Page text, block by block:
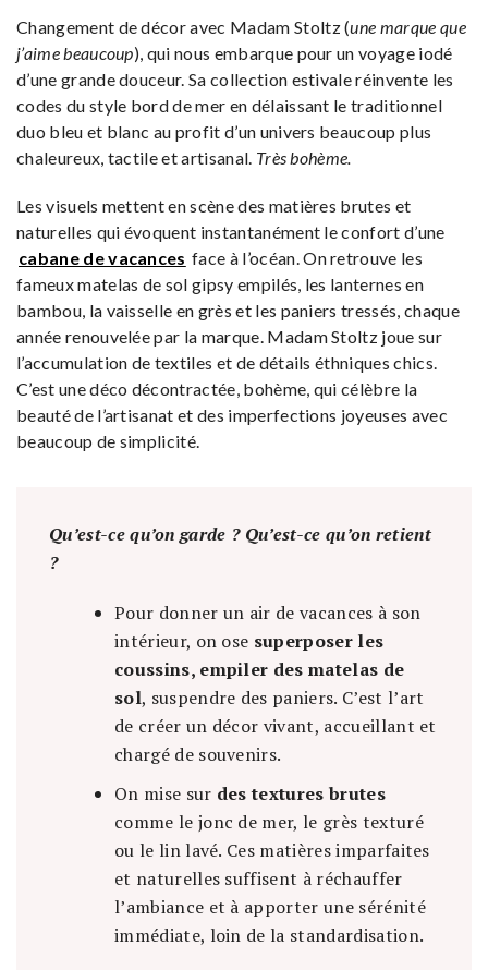
Changement de décor avec Madam Stoltz (une marque que
j’aime beaucoup), qui nous embarque pour un voyage iodé
d’une grande douceur. Sa collection estivale réinvente les
codes du style bord de mer en délaissant le traditionnel
duo bleu et blanc au profit d’un univers beaucoup plus
chaleureux, tactile et artisanal. Très bohème.
Les visuels mettent en scène des matières brutes et
naturelles qui évoquent instantanément le confort d’une
cabane de vacances face à l’océan. On retrouve les
fameux matelas de sol gipsy empilés, les lanternes en
bambou, la vaisselle en grès et les paniers tressés, chaque
année renouvelée par la marque. Madam Stoltz joue sur
l’accumulation de textiles et de détails éthniques chics.
C’est une déco décontractée, bohème, qui célèbre la
beauté de l’artisanat et des imperfections joyeuses avec
beaucoup de simplicité.
Qu’est-ce qu’on garde ? Qu’est-ce qu’on retient
?
Pour donner un air de vacances à son
intérieur, on ose superposer les
coussins, empiler des matelas de
sol, suspendre des paniers. C’est l’art
de créer un décor vivant, accueillant et
chargé de souvenirs.
On mise sur des textures brutes
comme le jonc de mer, le grès texturé
ou le lin lavé. Ces matières imparfaites
et naturelles suffisent à réchauffer
l’ambiance et à apporter une sérénité
immédiate, loin de la standardisation.